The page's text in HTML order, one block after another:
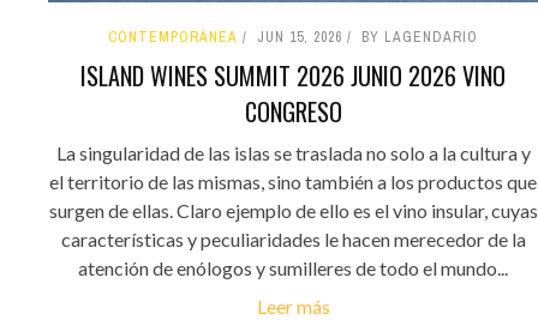
CONTEMPORÁNEA JUN 15, 2026 BY LAGENDARIO
ISLAND WINES SUMMIT 2026 JUNIO 2026 VINO
CONGRESO
La singularidad de las islas se traslada no solo a la cultura y
el territorio de las mismas, sino también a los productos que
surgen de ellas. Claro ejemplo de ello es el vino insular, cuyas
características y peculiaridades le hacen merecedor de la
atención de enólogos y sumilleres de todo el mundo...
Leer más